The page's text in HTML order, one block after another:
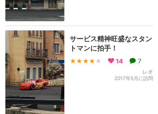
サービス精神旺盛なスタン
トマンに拍手！
★★★★ ★ 14 7
レオ
2017年5月に訪問